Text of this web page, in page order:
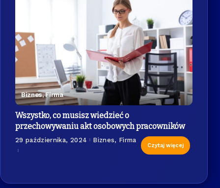
Biznes, Firma
Wszystko, co musisz wiedzieć o
przechowywaniu akt osobowych pracowników
29 października, 2024 Biznes, Firma
Czytaj więcej